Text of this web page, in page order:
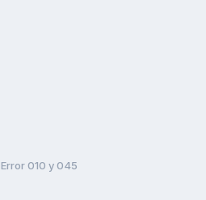
Error 010 y 045